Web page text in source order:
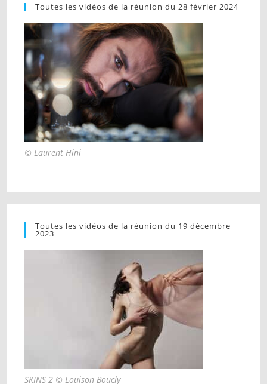
Toutes les vidéos de la réunion du 28 février 2024
© Laurent Hini
Toutes les vidéos de la réunion du 19 décembre
2023
SKINS 2 © Louison Boucly